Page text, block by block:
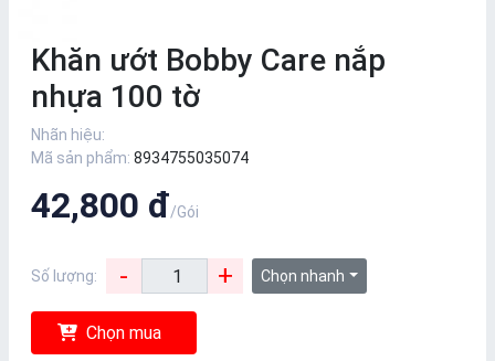
Khăn ướt Bobby Care nắp
nhựa 100 tờ
Nhãn hiệu:
Mã sản phẩm: 8934755035074
42,800 đ/Gói
Số lượng: - + Chọn nhanh
Chọn mua